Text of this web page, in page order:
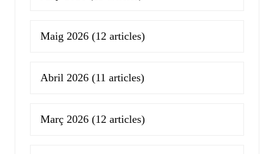
Maig 2026 (12 articles)
Abril 2026 (11 articles)
Març 2026 (12 articles)